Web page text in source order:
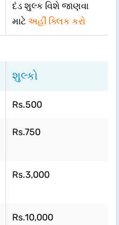
દંડ શુલ્ક વિશે જાણવા
માટેઅહીં ક્લિક કરો
શુલ્કો
Rs.500
Rs.750
Rs.3,000
Rs.10,000